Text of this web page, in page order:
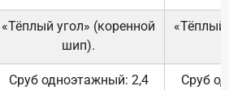
«Тёплый угол» (коренной
шип).
«Тёплый
Сруб одноэтажный: 2,4
Сруб